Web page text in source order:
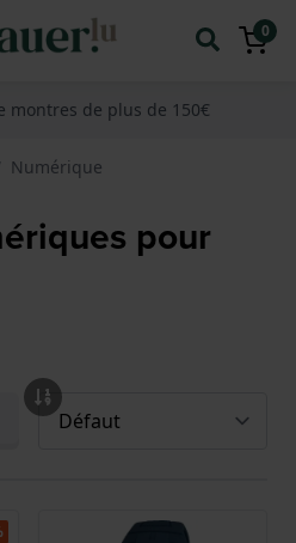
0
montres de plus de 150€
Numérique
pour